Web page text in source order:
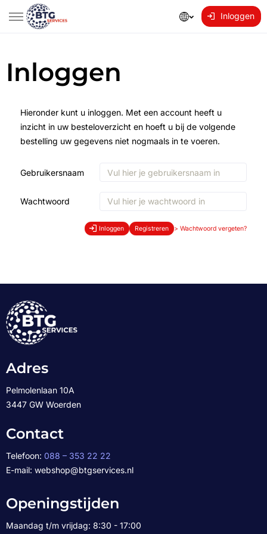
Inloggen
Inloggen
Hieronder kunt u inloggen. Met een account heeft u
inzicht in uw besteloverzicht en hoeft u bij de volgende
bestelling uw gegevens niet nogmaals in te voeren.
Gebruikersnaam
Wachtwoord
Inloggen Registreren > Wachtwoord vergeten?
Adres
Pelmolenlaan 10A
3447 GW Woerden
Contact
Telefoon: 088 – 353 22 22
E-mail: webshop@btgservices.nl
Openingstijden
Maandag t/m vrijdag: 8:30 - 17:00